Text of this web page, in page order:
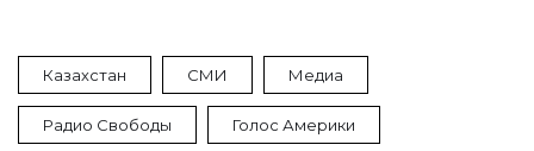
Казахстан СМИ Медиа
Радио Свободы Голос Америки